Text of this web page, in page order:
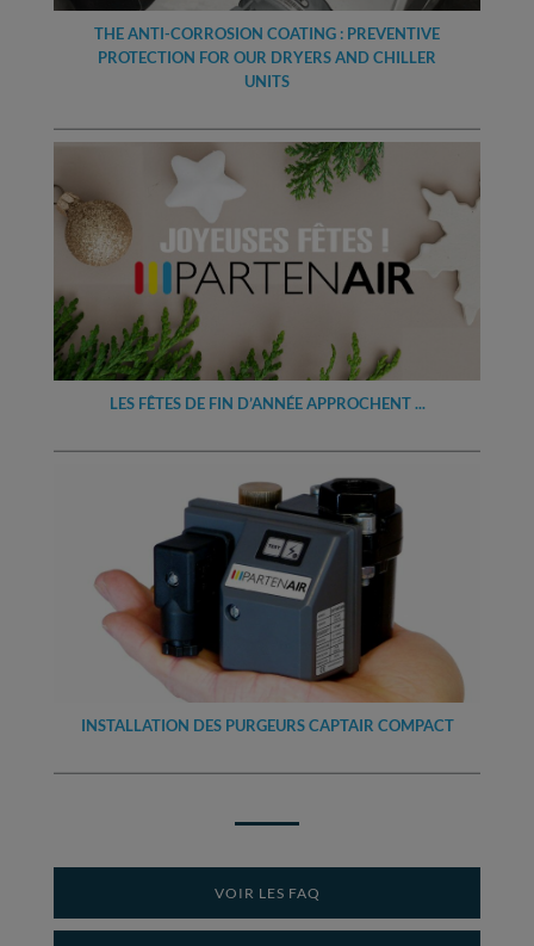
THE ANTI-CORROSION COATING : PREVENTIVE
PROTECTION FOR OUR DRYERS AND CHILLER
UNITS
LES FÊTES DE FIN D’ANNÉE APPROCHENT ...
INSTALLATION DES PURGEURS CAPTAIR COMPACT
VOIR LES FAQ